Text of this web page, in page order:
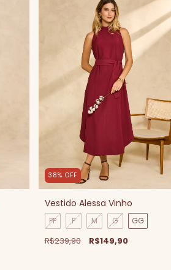
38% OFF
Vestido Alessa Vinho
PP P M G GG
R$239,90 R$149,90